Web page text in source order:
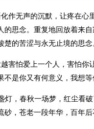
作无声的沉默，让疼在心
的思念。重复地回放着来
楚的苦涩与永无止境的思念
害怕爱上一个人，害怕你
不是你又有何意义，我想
灯，春秋一场梦，红尘看
砂，苍老一段年华，百年后